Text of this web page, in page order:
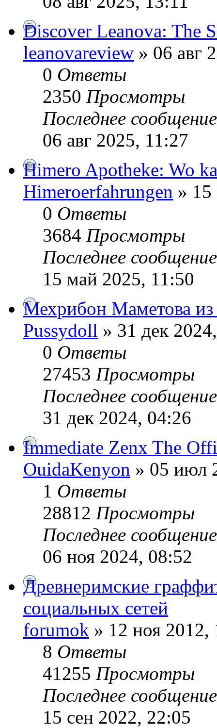
Discover Leanova: The
leanovareview » 06 авг
0 Ответы
2350 Просмотры
Последнее
06 авг 2025, 11:27
Himero Apotheke: Wo
Himeroerfahrungen » 15
0 Ответы
3684 Просмотры
Последнее
15 май 2025, 11:50
Мехрибон Маметова из
Pussydoll » 31 дек
0 Ответы
27453 Просмотры
Последнее
31 дек 2024, 04:26
Immediate Zenx The
OuidaKenyon » 05 июл
1 Ответы
28812 Просмотры
Последнее
06 ноя 2024, 08:52
Древнеримские
социальных сетей
forumok » 12 ноя 2012,
8 Ответы
41255 Просмотры
Последнее
15 сен 2022, 22:05